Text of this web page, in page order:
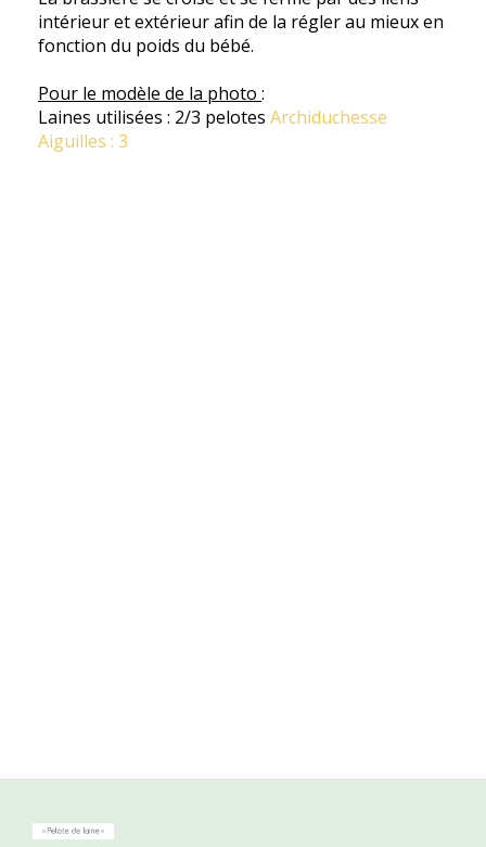
intérieur et extérieur afin de la régler au mieux en
fonction du poids du bébé.
Pour le modèle de la photo :
Laines utilisées : 2/3 pelotes Archiduchesse
Aiguilles : 3